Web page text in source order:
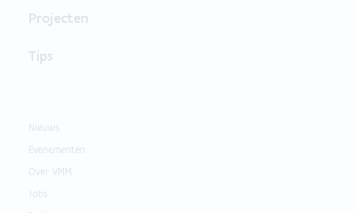
Projecten
Tips
Nieuws
Evenementen
Over VMM
Jobs